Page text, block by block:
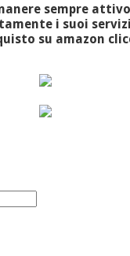
sempre
i suoi
su amazon